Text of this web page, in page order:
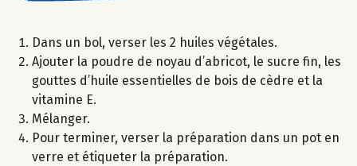
Dans un bol, verser les 2 huiles végétales.
Ajouter la poudre de noyau d’abricot, le sucre fin, les
gouttes d’huile essentielles de bois de cèdre et la
vitamine E.
Mélanger.
Pour terminer, verser la préparation dans un pot en
verre et étiqueter la préparation.